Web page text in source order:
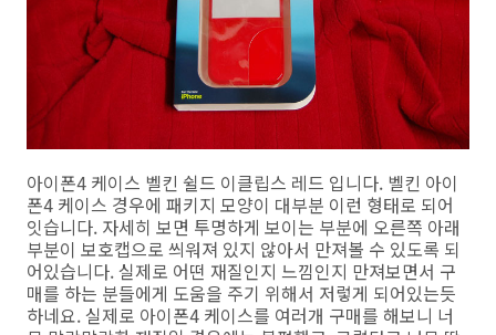
아이폰4 케이스 벨킨 쉴드 이클립스 레드 입니다. 벨킨 아이
폰4 케이스 경우에 패키지 모양이 대부분 이런 형태로 되어
잇습니다. 자세히 보면 투명하게 보이는 부분에 오른쪽 아래
부분이 보호캡으로 씌워져 있지 않아서 만져볼 수 있도록 되
어있습니다. 실제로 어떤 재질인지 느낌인지 만져보면서 구
매를 하는 분들에게 도움을 주기 위해서 저렇게 되어있는듯
하네요. 실제로 아이폰4 케이스를 여러개 구매를 해보니 너